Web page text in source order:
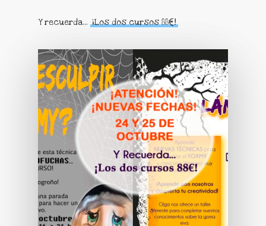
Y recuerda… ¡Los dos cursos 88€!